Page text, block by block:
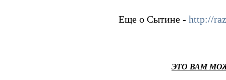
Еще о Сытине - http://
ЭТО ВАМ